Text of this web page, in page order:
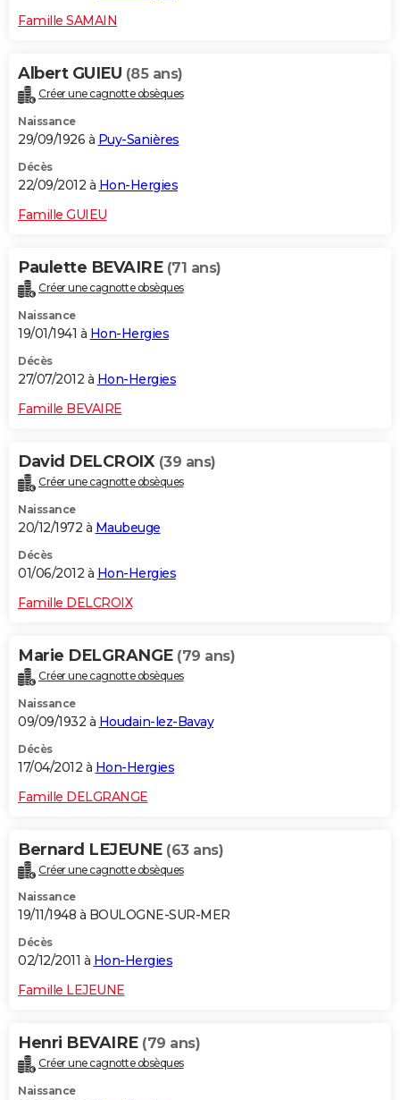
Famille SAMAIN
Albert GUIEU (85 ans)
Créer une cagnotte obsèques
Naissance
29/09/1926 à Puy-Sanières
Décès
22/09/2012 à Hon-Hergies
Famille GUIEU
Paulette BEVAIRE (71 ans)
Créer une cagnotte obsèques
Naissance
19/01/1941 à Hon-Hergies
Décès
27/07/2012 à Hon-Hergies
Famille BEVAIRE
David DELCROIX (39 ans)
Créer une cagnotte obsèques
Naissance
20/12/1972 à Maubeuge
Décès
01/06/2012 à Hon-Hergies
Famille DELCROIX
Marie DELGRANGE (79 ans)
Créer une cagnotte obsèques
Naissance
09/09/1932 à Houdain-lez-Bavay
Décès
17/04/2012 à Hon-Hergies
Famille DELGRANGE
Bernard LEJEUNE (63 ans)
Créer une cagnotte obsèques
Naissance
19/11/1948 à BOULOGNE-SUR-MER
Décès
02/12/2011 à Hon-Hergies
Famille LEJEUNE
Henri BEVAIRE (79 ans)
Créer une cagnotte obsèques
Naissance